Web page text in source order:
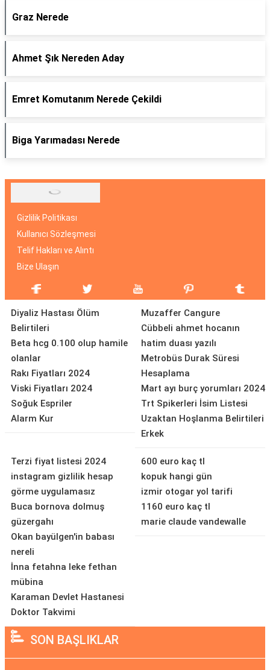
Graz Nerede
Ahmet Şık Nereden Aday
Emret Komutanım Nerede Çekildi
Biga Yarımadası Nerede
Gizlilik Politikası
Kullanıcı Sözleşmesi
Telif Hakları ve Alıntı
Bize Ulaşın
Diyaliz Hastası Ölüm
Belirtileri
Beta hcg 0.100 olup hamile
olanlar
Rakı Fiyatları 2024
Viski Fiyatları 2024
Soğuk Espriler
Alarm Kur
Muzaffer Cangure
Cübbeli ahmet hocanın
hatim duası yazılı
Metrobüs Durak Süresi
Hesaplama
Mart ayı burç yorumları 2024
Trt Spikerleri İsim Listesi
Uzaktan Hoşlanma Belirtileri
Erkek
Terzi fiyat listesi 2024
instagram gizlilik hesap
görme uygulamasız
Buca bornova dolmuş
güzergahı
Okan bayülgen'in babası
nereli
İnna fetahna leke fethan
mübina
Karaman Devlet Hastanesi
Doktor Takvimi
600 euro kaç tl
kopuk hangi gün
izmir otogar yol tarifi
1160 euro kaç tl
marie claude vandewalle
SON BAŞLIKLAR